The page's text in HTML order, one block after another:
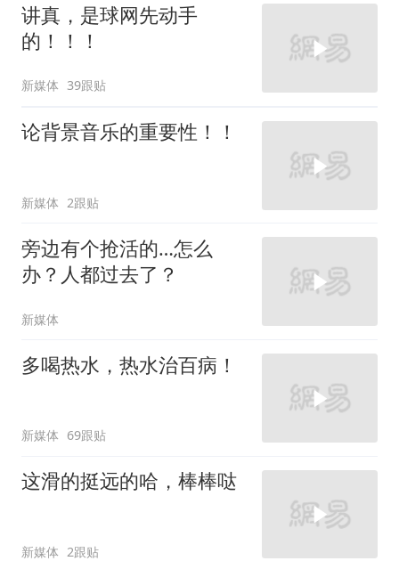
讲真，是球网先动手
的！！！
新媒体 39跟贴
论背景音乐的重要性！！
新媒体 2跟贴
旁边有个抢活的…怎么
办？人都过去了？
新媒体
多喝热水，热水治百病！
新媒体 69跟贴
这滑的挺远的哈，棒棒哒
新媒体 2跟贴